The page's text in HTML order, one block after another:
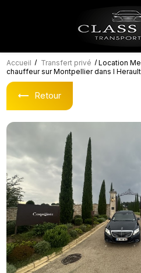
Accueil Transfert privé
Location
chauffeur sur Montpellier dans l
Retour